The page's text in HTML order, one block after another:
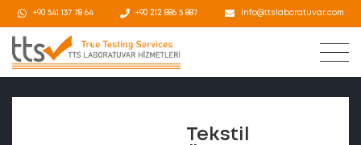
+90 541 137 78 64 +90 212 886 5 887 info@ttslaboratuvar.com
Tekstil